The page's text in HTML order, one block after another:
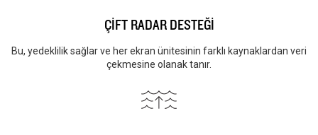
ÇİFT RADAR DESTEĞİ
Bu, yedeklilik sağlar ve her ekran ünitesinin farklı kaynaklardan veri
çekmesine olanak tanır.